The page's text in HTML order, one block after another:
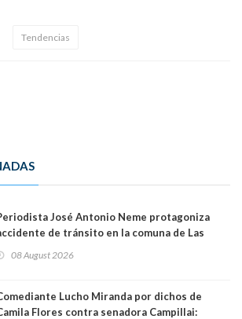
Tendencias
José Antonio Neme protagoniza
de tránsito en la comuna de Las
08 August 2026
Lucho Miranda por dichos de
Flores contra senadora Campillai: